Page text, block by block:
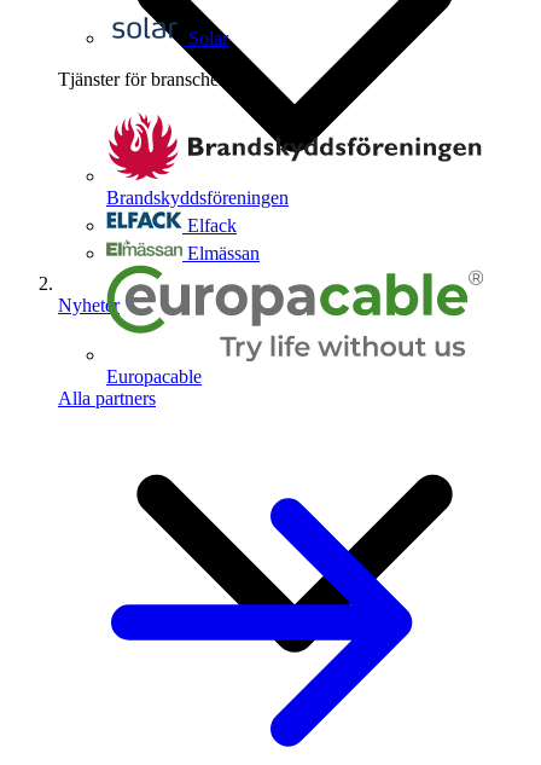
Solar
Tjänster för branschen
Brandskyddsföreningen
Elfack
Elmässan
Europacable
Alla partners
Nyheter